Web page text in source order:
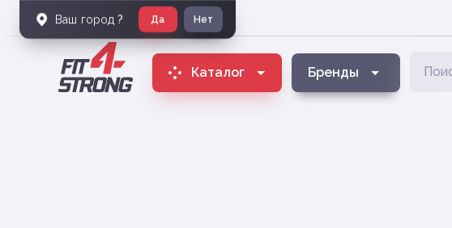
Каталог Бренды
Ваш город ? Да Нет